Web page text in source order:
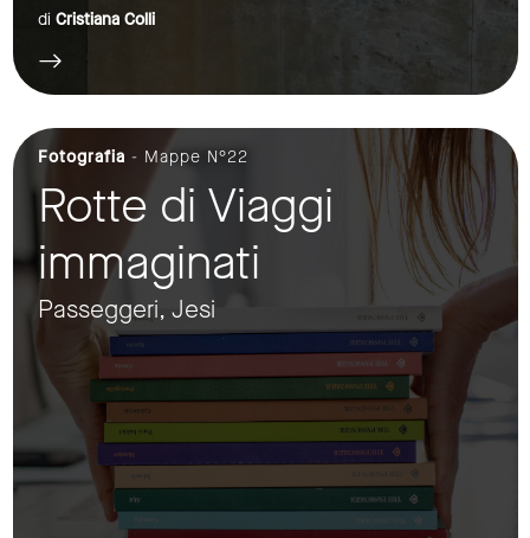
di Cristiana Colli
Fotografia - Mappe N°22
Rotte di Viaggi
immaginati
Passeggeri, Jesi